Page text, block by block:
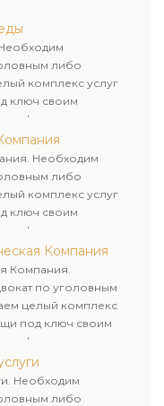
и юридических
клиенту.
либо
комплекс услуг
ключ своим
физических и
к каждому
Необходим
либо
комплекс услуг
ключ своим
физических и
к каждому
Компания
Компания.
по уголовным
целый комплекс
под ключ своим
физических и
к каждому
Необходим
либо